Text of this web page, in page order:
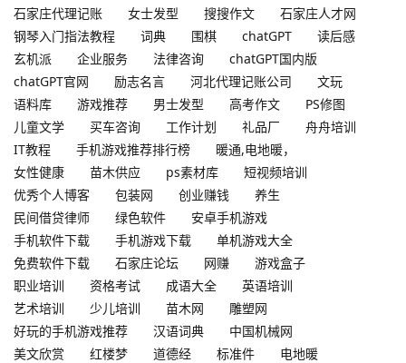
石家庄代理记账
女士发型 搜搜作文
石家庄人才网
钢琴入门指法教程
词典 围棋 chatGPT
读后感
玄机派
企业服务 法律咨询
chatGPT国内版
chatGPT官网
励志名言 河北代理记账公司
文玩
语料库
游戏推荐 男士发型 高考作文
PS修图
儿童文学
买车咨询 工作计划 礼品厂
舟舟培训
IT教程
手机游戏推荐排行榜
暖通,电地暖，
女性健康
苗木供应 ps素材库
短视频培训
优秀个人博客
包装网 创业赚钱
养生
民间借贷律师
绿色软件
安卓手机游戏
手机软件下载
手机游戏下载
单机游戏大全
免费软件下载
石家庄论坛 网赚
游戏盒子
职业培训
资格考试 成语大全
英语培训
艺术培训
少儿培训 苗木网
雕塑网
好玩的手机游戏推荐
汉语词典
中国机械网
美文欣赏
红楼梦 道德经 标准件
电地暖